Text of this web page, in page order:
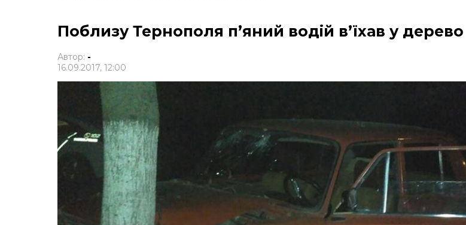
Поблизу Тернополя п’яний водій в’їхав у дерево
Автор: -
16.09.2017, 12:00